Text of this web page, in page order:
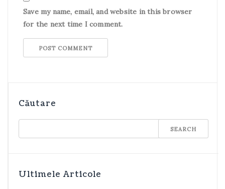
Save my name, email, and website in this browser
for the next time I comment.
Căutare
Ultimele Articole